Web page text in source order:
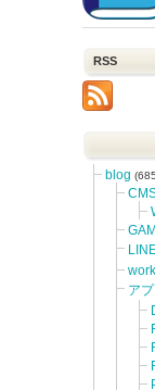
RSS
blog
work
ア